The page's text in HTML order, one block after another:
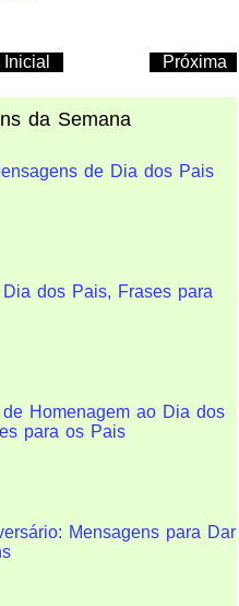
Próxima
da Semana
de Dia dos Pais
Dia dos Pais, Frases para
de Homenagem ao Dia dos
para os Pais
Mensagens para Dar